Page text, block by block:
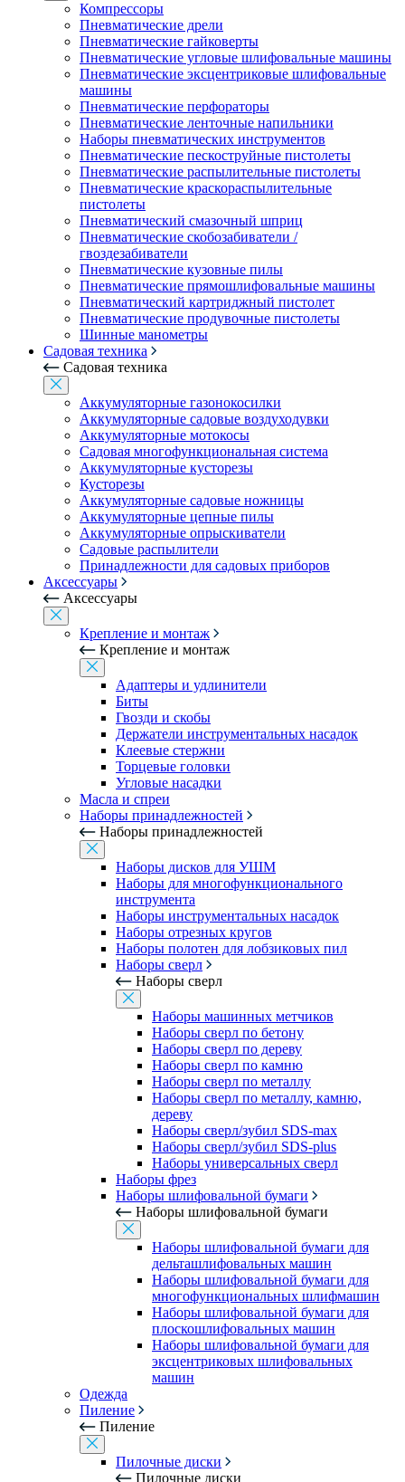
Компрессоры
Пневматические дрели
Пневматические гайковерты
Пневматические угловые шлифовальные машины
Пневматические эксцентриковые шлифовальные
машины
Пневматические перфораторы
Пневматические ленточные напильники
Наборы пневматических инструментов
Пневматические пескоструйные пистолеты
Пневматические распылительные пистолеты
Пневматические краскораспылительные
пистолеты
Пневматический смазочный шприц
Пневматические скобозабиватели /
гвоздезабиватели
Пневматические кузовные пилы
Пневматические прямошлифовальные машины
Пневматический картриджный пистолет
Пневматические продувочные пистолеты
Шинные манометры
Садовая техника
Садовая техника
Аккумуляторные газонокосилки
Аккумуляторные садовые воздуходувки
Аккумуляторные мотокосы
Садовая многофункциональная система
Аккумуляторные кусторезы
Кусторезы
Аккумуляторные садовые ножницы
Аккумуляторные цепные пилы
Аккумуляторные опрыскиватели
Садовые распылители
Принадлежности для садовых приборов
Аксессуары
Аксессуары
Крепление и монтаж
Крепление и монтаж
Адаптеры и удлинители
Биты
Гвозди и скобы
Держатели инструментальных насадок
Клеевые стержни
Торцевые головки
Угловые насадки
Масла и спреи
Наборы принадлежностей
Наборы принадлежностей
Наборы дисков для УШМ
Наборы для многофункционального
инструмента
Наборы инструментальных насадок
Наборы отрезных кругов
Наборы полотен для лобзиковых пил
Наборы сверл
Наборы сверл
Наборы машинных метчиков
Наборы сверл по бетону
Наборы сверл по дереву
Наборы сверл по камню
Наборы сверл по металлу
Наборы сверл по металлу, камню,
дереву
Наборы сверл/зубил SDS-max
Наборы сверл/зубил SDS-plus
Наборы универсальных сверл
Наборы фрез
Наборы шлифовальной бумаги
Наборы шлифовальной бумаги
Наборы шлифовальной бумаги для
дельташлифовальных машин
Наборы шлифовальной бумаги для
многофункциональных шлифмашин
Наборы шлифовальной бумаги для
плоскошлифовальных машин
Наборы шлифовальной бумаги для
эксцентриковых шлифовальных
машин
Одежда
Пиление
Пиление
Пилочные диски
Пилочные диски